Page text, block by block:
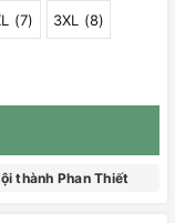
(7) 3XL (8)
thành Phan Thiết